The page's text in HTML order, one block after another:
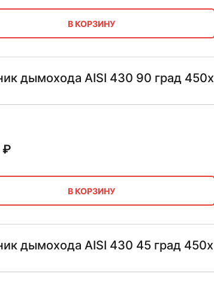
В КОРЗИНУ
дымохода AISI 430 90 град
В КОРЗИНУ
дымохода AISI 430 45 град